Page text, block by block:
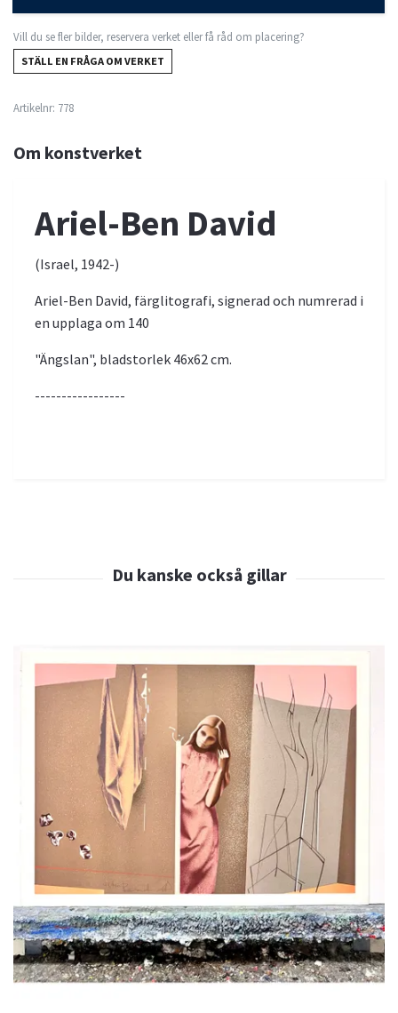
Vill du se fler bilder, reservera verket eller få råd om placering?
STÄLL EN FRÅGA OM VERKET
Artikelnr: 778
Om konstverket
Ariel-Ben David
(Israel, 1942-)
Ariel-Ben David, färglitografi, signerad och numrerad i
en upplaga om 140
"Ängslan", bladstorlek 46x62 cm.
-----------------